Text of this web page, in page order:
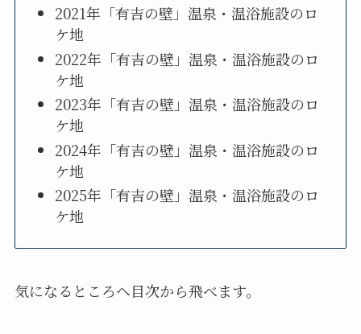
2021年「有吉の壁」温泉・温浴施設のロ
ケ地
2022年「有吉の壁」温泉・温浴施設のロ
ケ地
2023年「有吉の壁」温泉・温浴施設のロ
ケ地
2024年「有吉の壁」温泉・温浴施設のロ
ケ地
2025年「有吉の壁」温泉・温浴施設のロ
ケ地
気になるところへ目次から飛べます。